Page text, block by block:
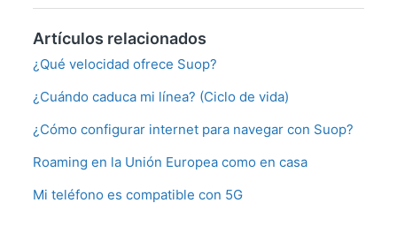
Artículos relacionados
¿Qué velocidad ofrece Suop?
¿Cuándo caduca mi línea? (Ciclo de vida)
¿Cómo configurar internet para navegar con Suop?
Roaming en la Unión Europea como en casa
Mi teléfono es compatible con 5G